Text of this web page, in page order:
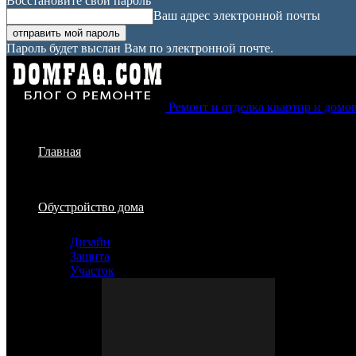
Ваш адрес электронной почты
Пароль будет выслан Вам по электронной почте.
Ремонт и отделка квартир и
Главная
Обустройство дома
Дизайн
Защита
Участок